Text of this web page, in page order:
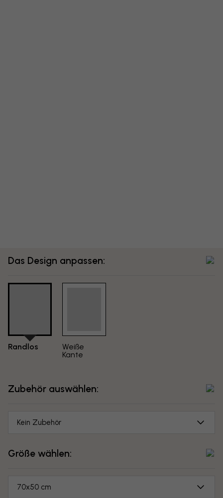
Das Design anpassen:
Randlos
Weiße
Kante
Zubehör auswählen:
Kein Zubehör
Größe wählen:
70x50 cm